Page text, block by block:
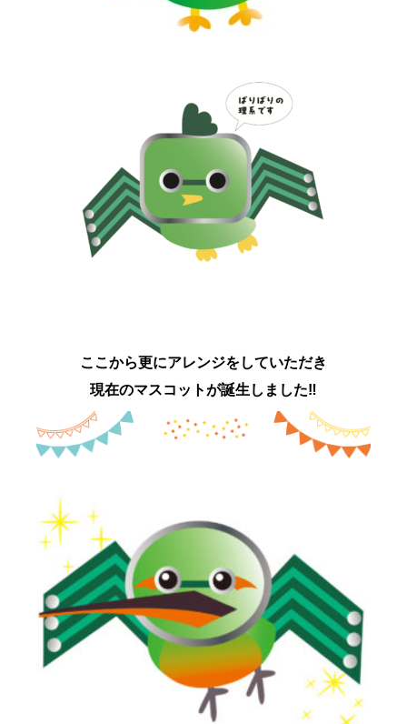
ここから更にアレンジをしていただき
現在のマスコットが誕生しました‼︎